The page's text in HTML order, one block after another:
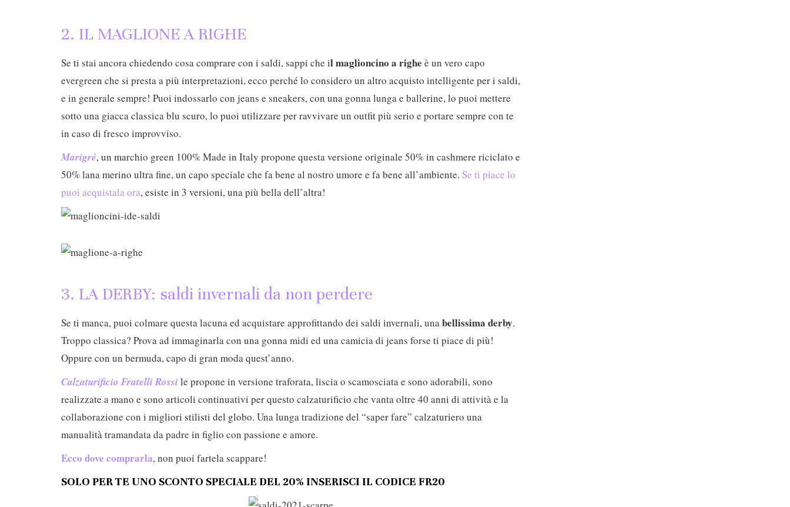
2. IL MAGLIONE A RIGHE
Se ti stai ancora chiedendo cosa comprare con i saldi, sappi che il maglioncino a righe è un vero capo
evergreen che si presta a più interpretazioni, ecco perché lo considero un altro acquisto intelligente per i saldi,
e in generale sempre! Puoi indossarlo con jeans e sneakers, con una gonna lunga e ballerine, lo puoi mettere
sotto una giacca classica blu scuro, lo puoi utilizzare per ravvivare un outfit più serio e portare sempre con te
in caso di fresco improvviso.
Marigré, un marchio green 100% Made in Italy propone questa versione originale 50% in cashmere riciclato e
50% lana merino ultra fine, un capo speciale che fa bene al nostro umore e fa bene all’ambiente. Se ti piace lo
puoi acquistala ora, esiste in 3 versioni, una più bella dell’altra!
3. LA DERBY: saldi invernali da non perdere
Se ti manca, puoi colmare questa lacuna ed acquistare approfittando dei saldi invernali, unabellissima derby.
Troppo classica? Prova ad immaginarla con una gonna midi ed una camicia di jeans forse ti piace di più!
Oppure con un bermuda, capo di gran moda quest’anno.
Calzaturificio Fratelli Rossile propone in versione traforata, liscia o scamosciata e sono adorabili, sono
realizzate a mano e sono articoli continuativi per questo calzaturificio che vanta oltre 40 anni di attività e la
collaborazione con i migliori stilisti del globo. Una lunga tradizione del “saper fare” calzaturiero una
manualità tramandata da padre in figlio con passione e amore.
Ecco dove comprarla, non puoi fartela scappare!
SOLO PER TE UNO SCONTO SPECIALE DEL 20% INSERISCI IL CODICE FR20